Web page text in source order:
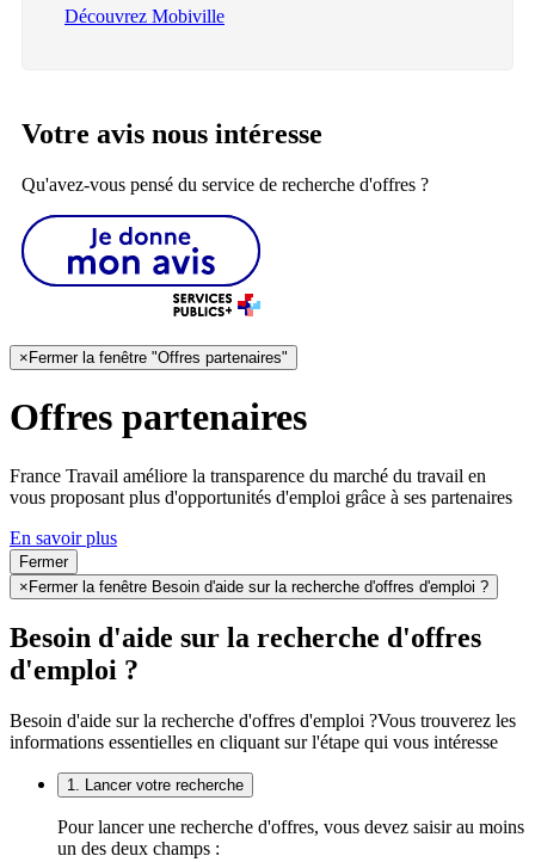
Découvrez Mobiville
Votre avis nous intéresse
Qu'avez-vous pensé du service de recherche d'offres ?
×Fermer la fenêtre "Offres partenaires"
Offres partenaires
France Travail améliore la transparence du marché du travail en
vous proposant plus d'opportunités d'emploi grâce à ses partenaires
En savoir plus
Fermer
×Fermer la fenêtre Besoin d'aide sur la recherche d'offres d'emploi ?
Besoin d'aide sur la recherche d'offres
d'emploi ?
Besoin d'aide sur la recherche d'offres d'emploi ?Vous trouverez les
informations essentielles en cliquant sur l'étape qui vous intéresse
1. Lancer votre recherche
Pour lancer une recherche d'offres, vous devez saisir au moins
un des deux champs :